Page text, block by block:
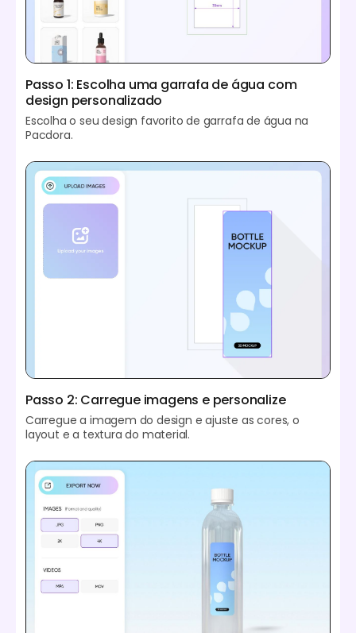
Passo 1: Escolha uma garrafa de água com
design personalizado
Escolha o seu design favorito de garrafa de água na
Pacdora.
Passo 2: Carregue imagens e personalize
Carregue a imagem do design e ajuste as cores, o
layout e a textura do material.